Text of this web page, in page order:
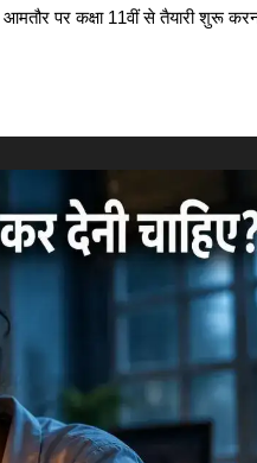
पर कक्षा 11वीं से तैयारी शुरू